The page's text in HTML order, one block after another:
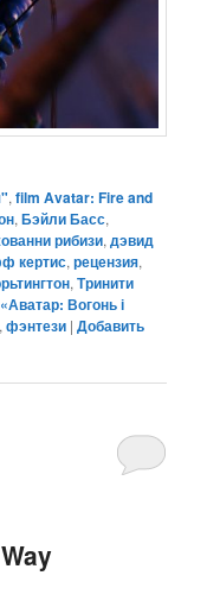
,film Avatar: Fire and
,Бэйли Басс,
рибизи,дэвид
кертис,рецензия,
,Тринити
Вогонь і
,фэнтези |Добавить